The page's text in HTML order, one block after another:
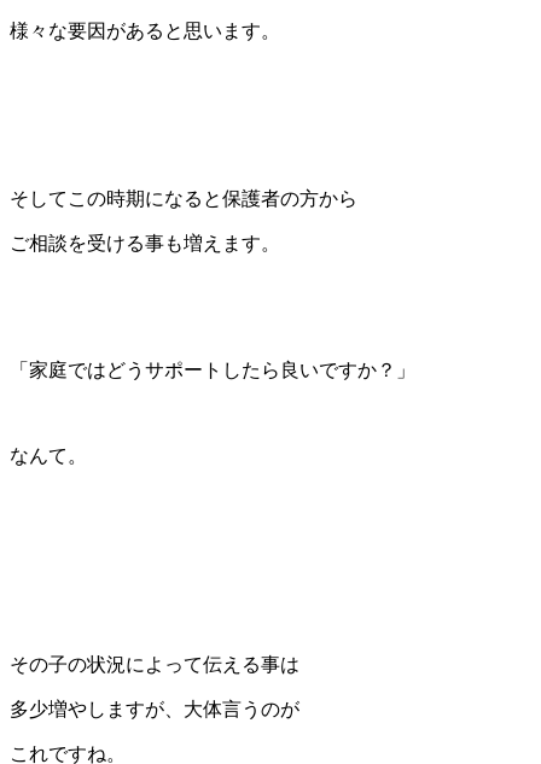
様々な要因があると思います。
そしてこの時期になると保護者の方から
ご相談を受ける事も増えます。
「家庭ではどうサポートしたら良いですか？」
なんて。
その子の状況によって伝える事は
多少増やしますが、大体言うのが
これですね。